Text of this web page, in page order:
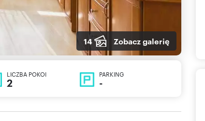
14 Zobacz galerię
LICZBA POKOI
2
PARKING
-